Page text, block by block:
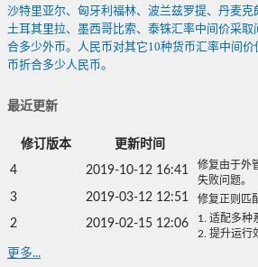
沙特里亚尔、匈牙利福林、波兰兹罗提、丹麦克
土耳其里拉、墨西哥比索、泰铢汇率中间价采
合多少外币。人民币对其它10种货币汇率中间
币折合多少人民币。
最近更新
修订版本 更新时间
4 2019-10-12 16:41
修复由于外
失败问题。
3 2019-03-12 12:51 修复正则匹
2 2019-02-15 12:06
1. 适配多种
2. 提升运行
更多...